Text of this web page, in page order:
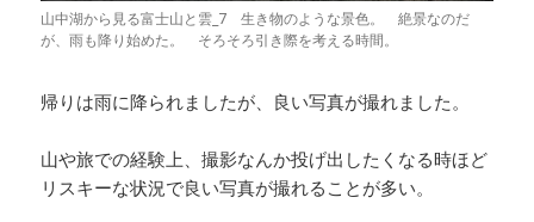
山中湖から見る富士山と雲_7 生き物のような景色。 絶景なのだ
が、雨も降り始めた。 そろそろ引き際を考える時間。
帰りは雨に降られましたが、良い写真が撮れました。
山や旅での経験上、撮影なんか投げ出したくなる時ほど
リスキーな状況で良い写真が撮れることが多い。